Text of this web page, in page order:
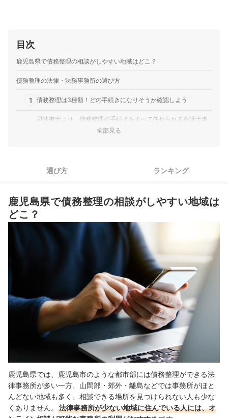
目次
鹿児島県で債務整理の相談がしやすい地域はどこ？
債務整理の法律・法務事務所の選び方
1 債務整理は3種類！どの手続きになりそうか確認しよう
司法書士より、債務整理の手続きをすべて任せられる弁護士事
忙しい人や遠方の人は、相談方法や営業時間もチェックしよう
鹿児島県の債務整理法律事務所全13選おすすめ人気ランキング
鹿児島県で債務整理の無料相談ができる窓口はある？
近くの地域の債務整理の法律・法務事務所もチェック
全部見る
選び方 ランキング
鹿児島県で債務整理の相談がしやすい地域は
どこ？
鹿児島県では、鹿児島市のような都市部には債務整理ができる法
律事務所が多い一方、山間部・郊外・離島などでは事務所がほと
んどない地域も多く、相談できる場所を見つけられない人も少な
くありません。
法律事務所が少ない地域に住んでいる人には、オ